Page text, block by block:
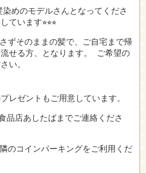
染めのモデルさんとなってくださ
います⭐︎⭐︎⭐︎
ずそのままの髪で、ご自宅まで帰
せる方、となります。 ご希望の
い。
レゼントもご用意しています。
店あしたばまでご連絡くださ
のコインパーキングをご利用くだ